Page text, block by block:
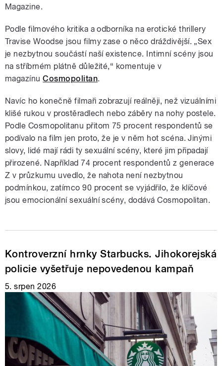
Magazine.
Podle filmového kritika a odborníka na erotické thrillery
Travise Woodse jsou filmy zase o něco dráždivější. „Sex
je nezbytnou součástí naší existence. Intimní scény jsou
na stříbrném plátně důležité,“ komentuje v
magazínu Cosmopolitan.
Navíc ho konečně filmaři zobrazují reálněji, než vizuálními
klišé rukou v prostěradlech nebo záběry na nohy postele.
Podle Cosmopolitanu přitom 75 procent respondentů se
podívalo na film jen proto, že je v něm hot scéna. Jinými
slovy, lidé mají rádi ty sexuální scény, které jim připadají
přirozené. Například 74 procent respondentů z generace
Z v průzkumu uvedlo, že nahota není nezbytnou
podmínkou, zatímco 90 procent se vyjádřilo, že klíčové
jsou emocionální sexuální scény, dodává Cosmopolitan.
Kontroverzní hrnky Starbucks. Jihokorejská
policie vyšetřuje nepovedenou kampaň
5. srpen 2026